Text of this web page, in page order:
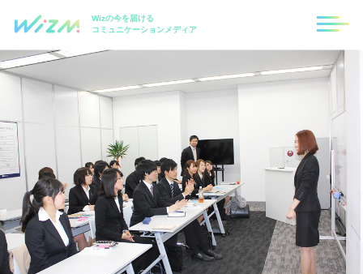
Wizの今を届ける
コミュニケーションメディア